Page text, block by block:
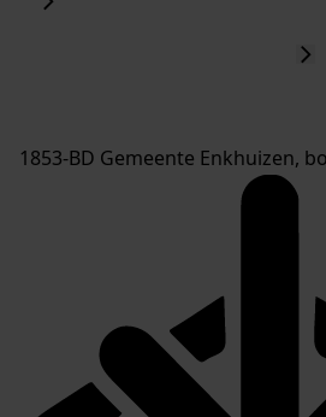
1853-BD Gemeente Enkhuizen,